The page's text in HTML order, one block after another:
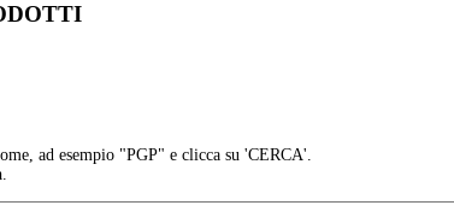
ad esempio "PGP" e clicca su 'CERCA'.